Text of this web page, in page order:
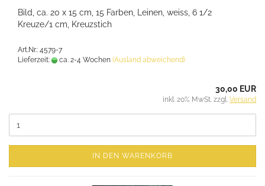
Bild, ca. 20 x 15 cm, 15 Farben, Leinen, weiss, 6 1/2
Kreuze/1 cm, Kreuzstich
Art.Nr.: 4579-7
Lieferzeit:
ca. 2-4 Wochen (Ausland abweichend)
30,00 EUR
inkl. 20% MwSt. zzgl. Versand
IN DEN WARENKORB